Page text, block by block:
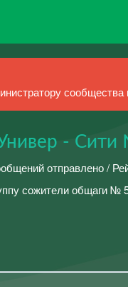
сообщества
-
отправлено /
сожители общаги №